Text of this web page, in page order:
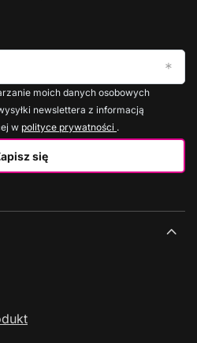
się
moich danych osobowych
newslettera z informacją
w polityce prywatności .